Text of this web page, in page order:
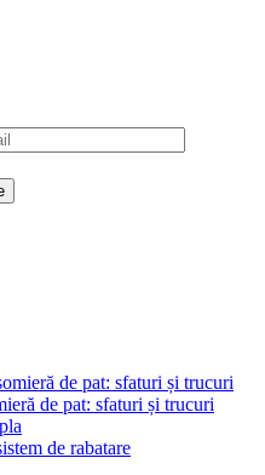
de pat: sfaturi și trucuri
de rabatare